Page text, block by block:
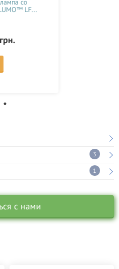
со
LF...
грн.
3
1
с нами